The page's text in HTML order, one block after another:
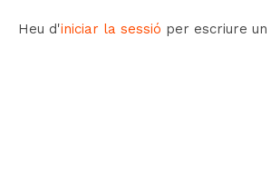
Heu d'iniciar la sessió per escriure